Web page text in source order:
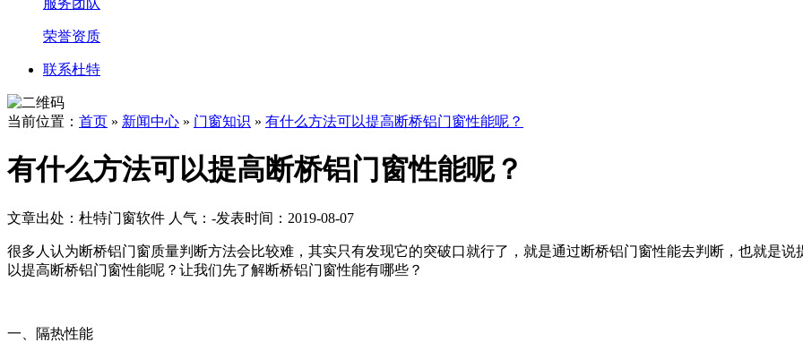
荣誉资质
联系杜特
当前位置： 首页 » 新闻中心 » 门窗知识 » 有什么方法可以提高断桥铝门窗性能呢？
有什么方法可以提高断桥铝门窗性能呢？
文章出处：杜特门窗软件 人气： -发表时间：2019-08-07
很多人认为断桥铝门窗质量判断方法会比较难，其实只有发现它的突破口就行了，就是通过断桥铝门窗性能去判断，也就是说
以提高断桥铝门窗性能呢？让我们先了解断桥铝门窗性能有哪些？
一、隔热性能